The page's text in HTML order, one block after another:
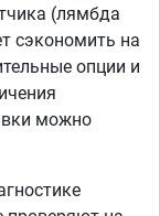
(лямбда
сэкономить на
опции и
можно